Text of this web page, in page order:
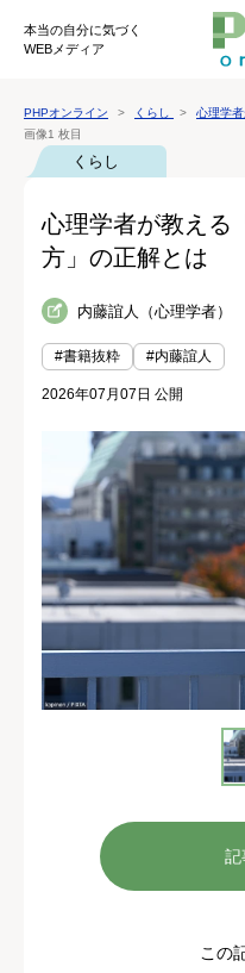
本当の自分に気づく
WEBメディア
PHPオンライン くらし
心理学
画像1 枚目
くらし
心理学者が教える
方」の正解とは
内藤誼人（心理学者）
#書籍抜粋 #内藤誼人
2026年07月07日 公開
記
この